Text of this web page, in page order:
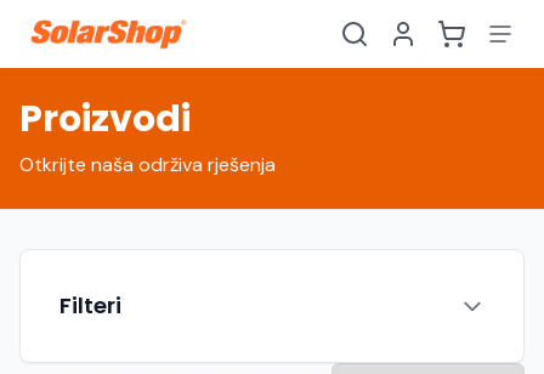
Proizvodi
Otkrijte naša održiva rješenja
Filteri